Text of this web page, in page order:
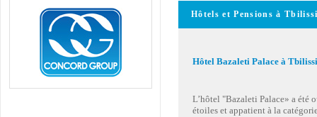
Hôtels et Pensions à
Hôtel Bazaleti Palace à Tbilissi
L’hôtel "Bazaleti Palace» a été
étoiles et appatient à la